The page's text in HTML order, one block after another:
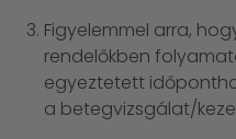
Figyelemmel arra,
rendelőkben
egyeztetett
a betegvizsgálat/